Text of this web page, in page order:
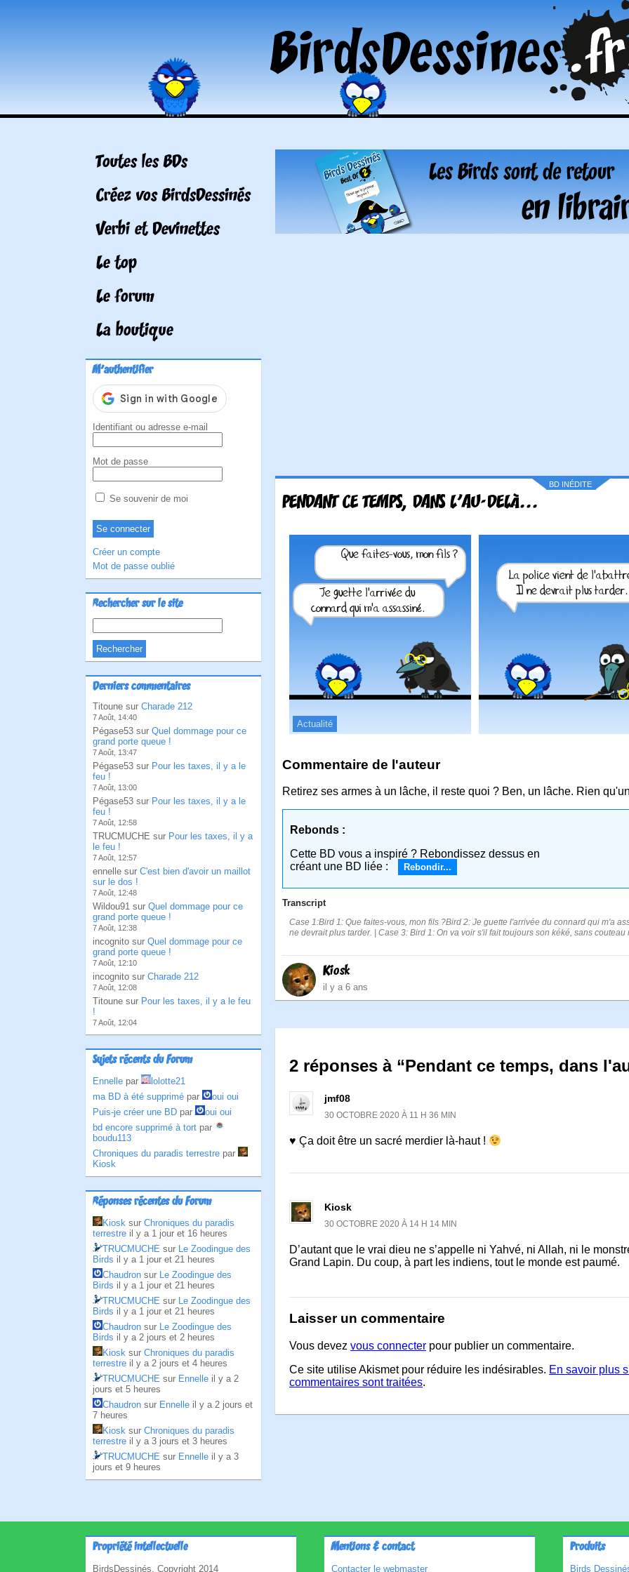
Toutes les BDs
Créez vos BirdsDessinés
Verbi et Devinettes
Le top
Le forum
La boutique
M'authentifier
Identifiant ou adresse e-mail
Mot de passe
Se souvenir de moi
Créer un compte
Mot de passe oublié
Rechercher sur le site
Derniers commentaires
Titoune sur Charade 212
7 Août, 14:40
Pégase53 sur Quel dommage pour ce
grand porte queue !
7 Août, 13:47
Pégase53 sur Pour les taxes, il y a le
feu !
7 Août, 13:00
Pégase53 sur Pour les taxes, il y a le
feu !
7 Août, 12:58
TRUCMUCHE sur Pour les taxes, il y a
le feu !
7 Août, 12:57
ennelle sur C'est bien d'avoir un maillot
sur le dos !
7 Août, 12:48
Wildou91 sur Quel dommage pour ce
grand porte queue !
7 Août, 12:38
incognito sur Quel dommage pour ce
grand porte queue !
7 Août, 12:10
incognito sur Charade 212
7 Août, 12:08
Titoune sur Pour les taxes, il y a le feu
!
7 Août, 12:04
Sujets récents du Forum
Ennelle par
lolotte21
ma BD à été supprimé par
oui oui
Puis-je créer une BD par
oui oui
bd encore supprimé à tort par
boudu113
Chroniques du paradis terrestre par
Kiosk
Réponses récentes du Forum
Kiosk sur Chroniques du paradis
terrestre il y a 1 jour et 16 heures
TRUCMUCHE sur Le Zoodingue des
Birds il y a 1 jour et 21 heures
Chaudron sur Le Zoodingue des
Birds il y a 1 jour et 21 heures
TRUCMUCHE sur Le Zoodingue des
Birds il y a 1 jour et 21 heures
Chaudron sur Le Zoodingue des
Birds il y a 2 jours et 2 heures
Kiosk sur Chroniques du paradis
terrestre il y a 2 jours et 4 heures
TRUCMUCHE sur Ennelle il y a 2
jours et 5 heures
Chaudron sur Ennelle il y a 2 jours et
7 heures
Kiosk sur Chroniques du paradis
terrestre il y a 3 jours et 3 heures
TRUCMUCHE sur Ennelle il y a 3
jours et 9 heures
BD INÉDITE
PENDANT CE TEMPS, DANS L'AU-DELÀ...
Actualité
Commentaire de l'auteur
Retirez ses armes à un lâche, il reste quoi ? Ben, un lâche. Rien
Rebonds :
Cette BD vous a inspiré ? Rebondissez dessus en
créant une BD liée :
Rebondir...
Transcript
Case 1:Bird 1: Que faites-vous, mon fils ?Bird 2: Je guette l'arrivée du connard qui m'a
ne devrait plus tarder. | Case 3: Bird 1: On va voir s'il fait toujours son kéké, sans couteau
Kiosk
il y a 6 ans
2 réponses à “Pendant ce temps, dans
jmf08
30 OCTOBRE 2020 À 11 H 36 MIN
♥ Ça doit être un sacré merdier là-haut !
Kiosk
30 OCTOBRE 2020 À 14 H 14 MIN
D’autant que le vrai dieu ne s’appelle ni Yahvé, ni Allah, ni le
Grand Lapin. Du coup, à part les indiens, tout le monde est paumé.
Laisser un commentaire
Vous devez vous connecter pour publier un commentaire.
Ce site utilise Akismet pour réduire les indésirables. En savoir plus
commentaires sont traitées.
Propriété intellectuelle
BirdsDessinés, Copyright 2014
Mentions & contact
Contacter le webmaster
Produits
Birds